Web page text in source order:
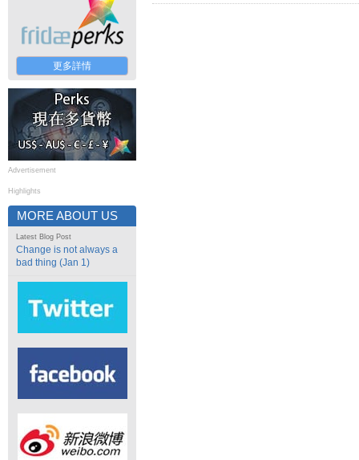
更多詳情
Advertisement
Highlights
MORE ABOUT US
Latest Blog Post
Change is not always a
bad thing (Jan 1)